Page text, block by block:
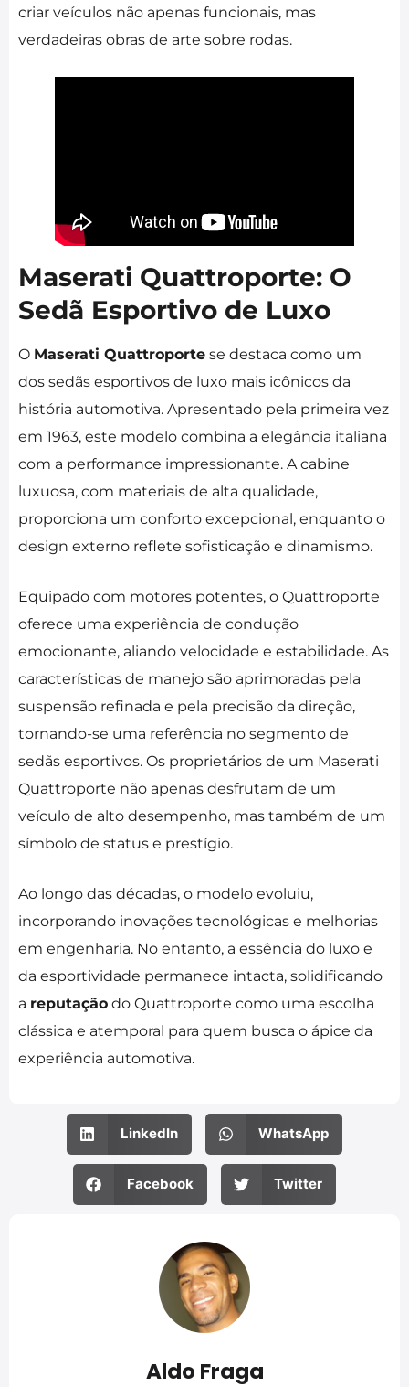
criar veículos não apenas funcionais, mas
verdadeiras obras de arte sobre rodas.
Maserati Quattroporte: O
Sedã Esportivo de Luxo
O Maserati Quattroporte se destaca como um
dos sedãs esportivos de luxo mais icônicos da
história automotiva. Apresentado pela primeira vez
em 1963, este modelo combina a elegância italiana
com a performance impressionante. A cabine
luxuosa, com materiais de alta qualidade,
proporciona um conforto excepcional, enquanto o
design externo reflete sofisticação e dinamismo.
Equipado com motores potentes, o Quattroporte
oferece uma experiência de condução
emocionante, aliando velocidade e estabilidade. As
características de manejo são aprimoradas pela
suspensão refinada e pela precisão da direção,
tornando-se uma referência no segmento de
sedãs esportivos. Os proprietários de um Maserati
Quattroporte não apenas desfrutam de um
veículo de alto desempenho, mas também de um
símbolo de status e prestígio.
Ao longo das décadas, o modelo evoluiu,
incorporando inovações tecnológicas e melhorias
em engenharia. No entanto, a essência do luxo e
da esportividade permanece intacta, solidificando
a reputação do Quattroporte como uma escolha
clássica e atemporal para quem busca o ápice da
experiência automotiva.
LinkedIn WhatsApp
Facebook Twitter
Aldo Fraga